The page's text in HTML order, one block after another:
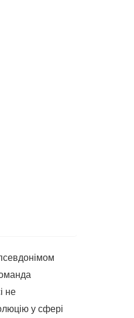
не
у сфері